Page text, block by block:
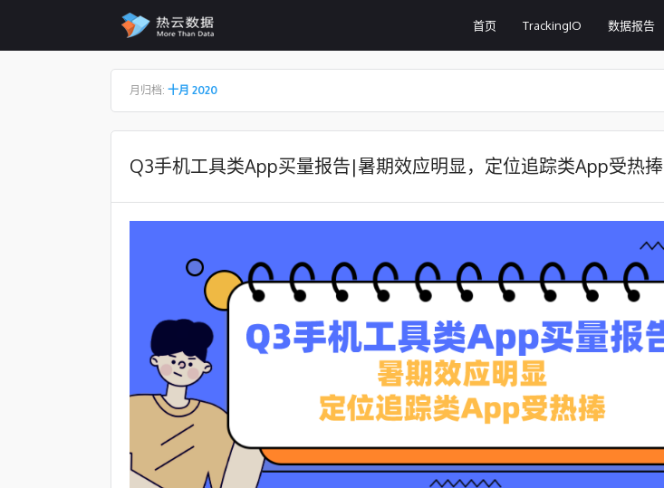
首页 TrackingIO 数据报告
Skip to content
月归档: 十月 2020
Q3手机工具类App买量报告|暑期效应明显，定位追踪类App受热捧